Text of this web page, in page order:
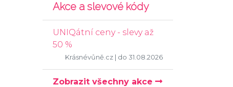
Akce a slevové kódy
UNIQátní ceny - slevy až
50 %
Krásnévůně.cz | do 31.08.2026
Zobrazit všechny akce